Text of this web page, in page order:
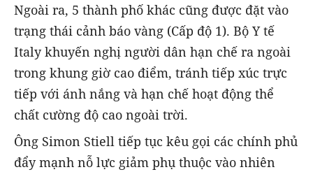
Ngoài ra, 5 thành phố khác cũng được đặt vào
trạng thái cảnh báo vàng (Cấp độ 1). Bộ Y tế
Italy khuyến nghị người dân hạn chế ra ngoài
trong khung giờ cao điểm, tránh tiếp xúc trực
tiếp với ánh nắng và hạn chế hoạt động thể
chất cường độ cao ngoài trời.
Ông Simon Stiell tiếp tục kêu gọi các chính phủ
đẩy mạnh nỗ lực giảm phụ thuộc vào nhiên